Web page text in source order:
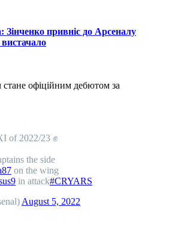
Зінченко привніс до Арсеналу
офіційним дебютом за
of 2022/23 ✊
the side
on the wing
in attack#CRYARS
August 5, 2022